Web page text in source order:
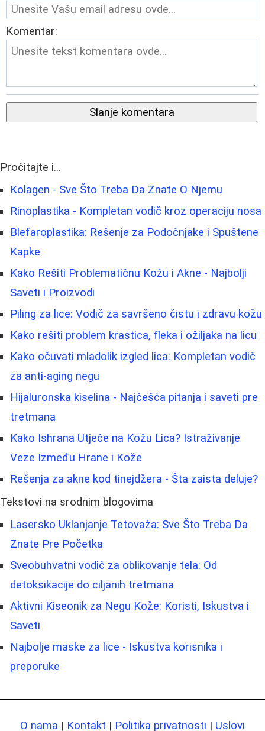
Komentar:
Slanje komentara
Pročitajte i...
Kolagen - Sve Što Treba Da Znate O Njemu
Rinoplastika - Kompletan vodič kroz operaciju nosa
Blefaroplastika: Rešenje za Podočnjake i Spuštene
Kapke
Kako Rešiti Problematičnu Kožu i Akne - Najbolji
Saveti i Proizvodi
Piling za lice: Vodič za savršeno čistu i zdravu kožu
Kako rešiti problem krastica, fleka i ožiljaka na licu
Kako očuvati mladolik izgled lica: Kompletan vodič
za anti-aging negu
Hijaluronska kiselina - Najčešća pitanja i saveti pre
tretmana
Kako Ishrana Utječe na Kožu Lica? Istraživanje
Veze Između Hrane i Kože
Rešenja za akne kod tinejdžera - Šta zaista deluje?
Tekstovi na srodnim blogovima
Lasersko Uklanjanje Tetovaža: Sve Što Treba Da
Znate Pre Početka
Sveobuhvatni vodič za oblikovanje tela: Od
detoksikacije do ciljanih tretmana
Aktivni Kiseonik za Negu Kože: Koristi, Iskustva i
Saveti
Najbolje maske za lice - Iskustva korisnika i
preporuke
O nama | Kontakt | Politika privatnosti | Uslovi